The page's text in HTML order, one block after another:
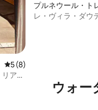
レビュー8件、5つ星中5つ
5 (8)
アガ
プルネウール・ト
レ・ヴィラ・ダウ
ウォー